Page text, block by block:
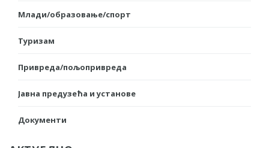
Млади/образовање/спорт
Туризам
Привреда/пољопривреда
Јавна предузећа и установе
Документи